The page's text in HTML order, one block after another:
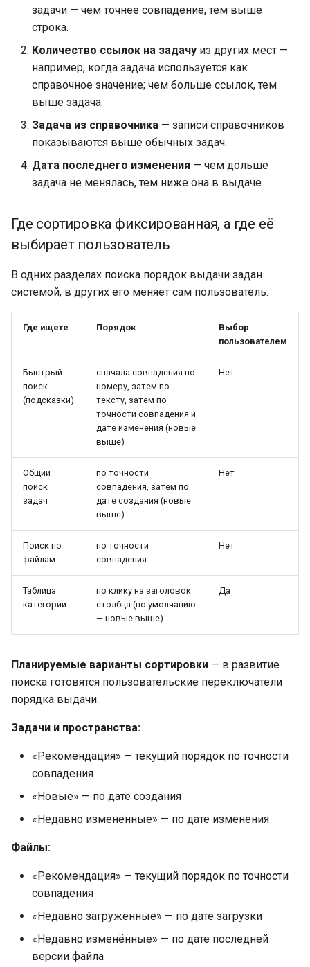
задачи — чем точнее совпадение, тем выше
строка.
Количество ссылок на задачу из других мест —
например, когда задача используется как
справочное значение; чем больше ссылок, тем
выше задача.
Задача из справочника — записи справочников
показываются выше обычных задач.
Дата последнего изменения — чем дольше
задача не менялась, тем ниже она в выдаче.
Где сортировка фиксированная, а где её
выбирает пользователь
В одних разделах поиска порядок выдачи задан
системой, в других его меняет сам пользователь:
Где ищете Порядок
Выбор
пользователем
Быстрый
поиск
(подсказки)
сначала совпадения по
номеру, затем по
тексту, затем по
точности совпадения и
дате изменения (новые
выше)
Нет
Общий
поиск
задач
по точности
совпадения, затем по
дате создания (новые
выше)
Нет
Поиск по
файлам
по точности
совпадения
Нет
Таблица
категории
по клику на заголовок
столбца (по умолчанию
— новые выше)
Да
Планируемые варианты сортировки — в развитие
поиска готовятся пользовательские переключатели
порядка выдачи.
Задачи и пространства:
«Рекомендация» — текущий порядок по точности
совпадения
«Новые» — по дате создания
«Недавно изменённые» — по дате изменения
Файлы:
«Рекомендация» — текущий порядок по точности
совпадения
«Недавно загруженные» — по дате загрузки
«Недавно изменённые» — по дате последней
версии файла